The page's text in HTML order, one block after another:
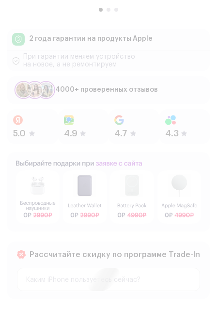
2 года гарантии на продукты Apple
При гарантии меняем устройство
на новое, а не ремонтируем
4000+ проверенных отзывов
Рассчитайте скидку по программе Trade-In